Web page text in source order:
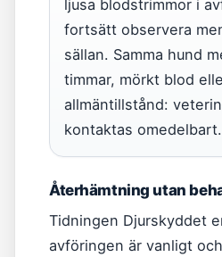
ljusa blodstrimmor i
fortsätt observera
sällan. Samma hund
timmar, mörkt blod
allmäntillstånd:
kontaktas omedelbart.
Återhämtning utan
Tidningen Djurskyddet
avföringen är vanligt